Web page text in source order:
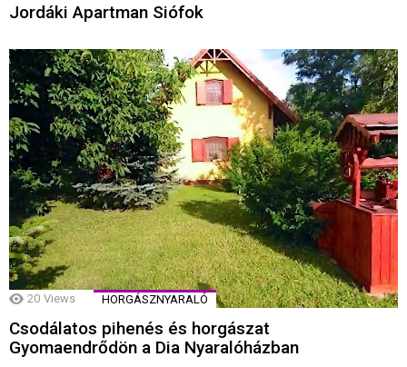
Jordáki Apartman Siófok
20 Views HORGÁSZNYARALÓ
Csodálatos pihenés és horgászat
Gyomaendrődön a Dia Nyaralóházban